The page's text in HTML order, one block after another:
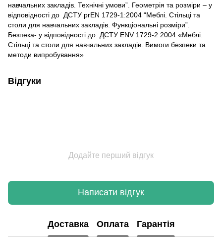
навчальних закладів. Технічні умови”. Геометрія та розміри – у
відповідності до ДСТУ prEN 1729-1:2004 “Меблі. Стільці та
столи для навчальних закладів. Функціональні розміри”.
Безпека- у відповідності до ДСТУ ENV 1729-2:2004 «Меблі.
Стільці та столи для навчальних закладів. Вимоги безпеки та
методи випробування»
Відгуки
Додайте перший відгук
Написати відгук
Доставка Оплата Гарантія